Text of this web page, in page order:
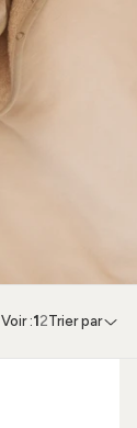
Voir :1 2Trier par